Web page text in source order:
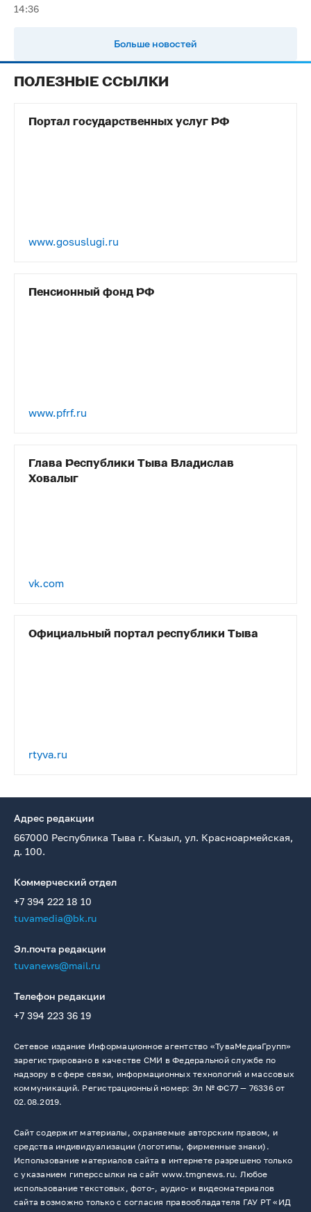
14:36
Больше новостей
ПОЛЕЗНЫЕ ССЫЛКИ
Портал государственных услуг РФ
www.gosuslugi.ru
Пенсионный фонд РФ
www.pfrf.ru
Глава Республики Тыва Владислав
Ховалыг
vk.com
Официальный портал республики Тыва
rtyva.ru
Адрес редакции
667000 Республика Тыва г. Кызыл, ул. Красноармейская,
д. 100.
Коммерческий отдел
+7 394 222 18 10
tuvamedia@bk.ru
Эл.почта редакции
tuvanews@mail.ru
Телефон редакции
+7 394 223 36 19
Сетевое издание Информационное агентство «ТуваМедиаГрупп»
зарегистрировано в качестве СМИ в Федеральной службе по
надзору в сфере связи, информационных технологий и массовых
коммуникаций. Регистрационный номер: Эл № ФС77 — 76336 от
02.08.2019.
Сайт содержит материалы, охраняемые авторским правом, и
средства индивидуализации (логотипы, фирменные знаки).
Использование материалов сайта в интернете разрешено только
с указанием гиперссылки на сайт www.tmgnews.ru. Любое
использование текстовых, фото-, аудио- и видеоматериалов
сайта возможно только с согласия правообладателя ГАУ РТ «ИД